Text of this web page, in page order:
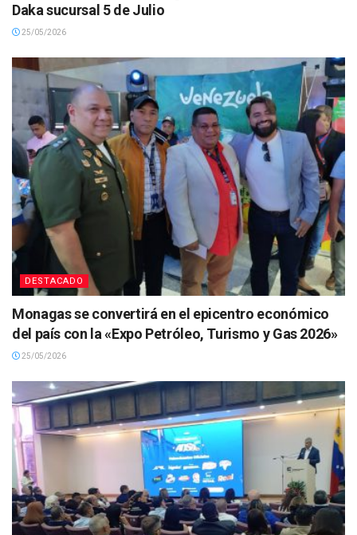
Daka sucursal 5 de Julio
25/05/2026
DESTACADO
Monagas se convertirá en el epicentro económico
del país con la «Expo Petróleo, Turismo y Gas 2026»
25/05/2026